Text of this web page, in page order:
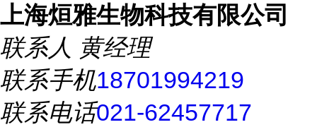
上海烜雅生物科技有限公司
联系人 黄经理
联系手机18701994219
联系电话021-62457717